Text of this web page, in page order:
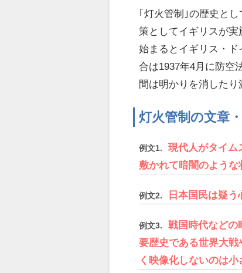
｢灯火管制｣の歴史と
策としてイギリスが実
始まるとイギリス・
合は1937年4月に防空
間は明かりを消したり
灯火管制の文章
例文1.
現代人がタイム
敷かれて暗闇のような
例文2. 日本国民は疑う
例文3.
戦国時代などの
要歴史である世界大
く映像化しないのは小